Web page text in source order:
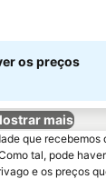
os preços
mais
que recebemos
tal, pode
e os preços